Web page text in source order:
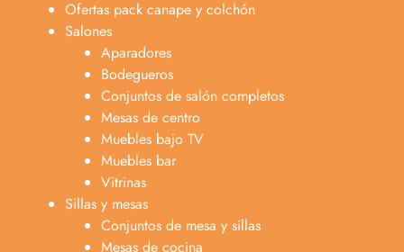
Ofertas pack canape y colchón
Salones
Aparadores
Bodegueros
Conjuntos de salón completos
Mesas de centro
Muebles bajo TV
Muebles bar
Vitrinas
Sillas y mesas
Conjuntos de mesa y sillas
Mesas de cocina